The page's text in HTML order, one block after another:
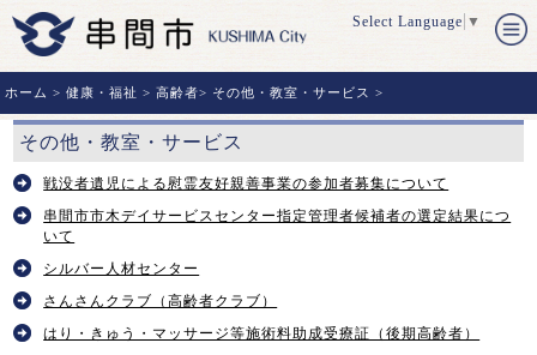
Select Language ▼
ホーム >健康・福祉 >高齢者> その他・教室・サービス >
その他・教室・サービス
戦没者遺児による慰霊友好親善事業の参加者募集について
串間市市木デイサービスセンター指定管理者候補者の選定結果につ
いて
シルバー人材センター
さんさんクラブ（高齢者クラブ）
はり・きゅう・マッサージ等施術料助成受療証（後期高齢者）